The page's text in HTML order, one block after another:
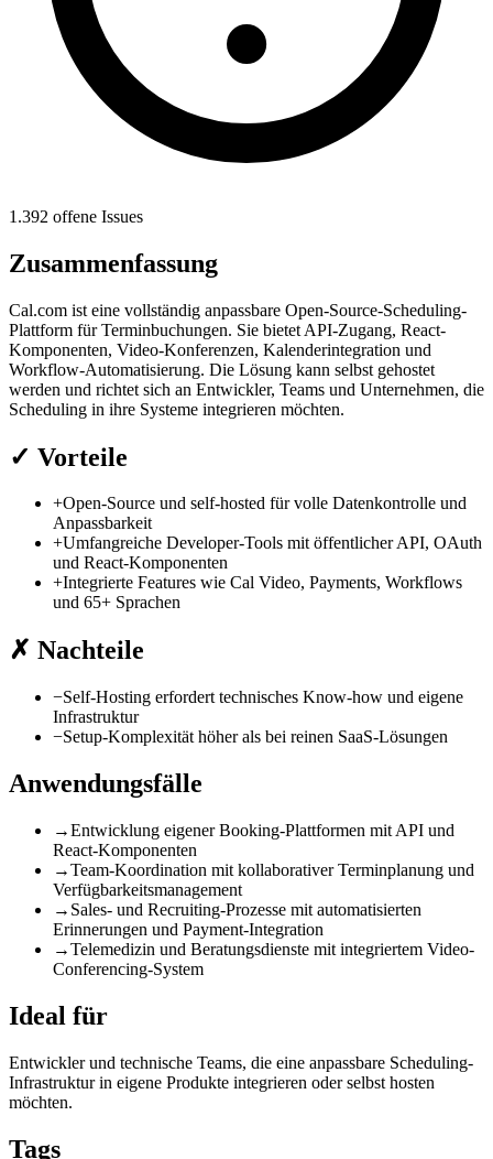
1.392 offene Issues
Zusammenfassung
Cal.com ist eine vollständig anpassbare Open-Source-Scheduling-
Plattform für Terminbuchungen. Sie bietet API-Zugang, React-
Komponenten, Video-Konferenzen, Kalenderintegration und
Workflow-Automatisierung. Die Lösung kann selbst gehostet
werden und richtet sich an Entwickler, Teams und Unternehmen, die
Scheduling in ihre Systeme integrieren möchten.
✓ Vorteile
+Open-Source und self-hosted für volle Datenkontrolle und
Anpassbarkeit
+Umfangreiche Developer-Tools mit öffentlicher API, OAuth
und React-Komponenten
+Integrierte Features wie Cal Video, Payments, Workflows
und 65+ Sprachen
✗ Nachteile
−Self-Hosting erfordert technisches Know-how und eigene
Infrastruktur
−Setup-Komplexität höher als bei reinen SaaS-Lösungen
Anwendungsfälle
→Entwicklung eigener Booking-Plattformen mit API und
React-Komponenten
→Team-Koordination mit kollaborativer Terminplanung und
Verfügbarkeitsmanagement
→ Sales- und Recruiting-Prozesse mit automatisierten
Erinnerungen und Payment-Integration
→Telemedizin und Beratungsdienste mit integriertem Video-
Conferencing-System
Ideal für
Entwickler und technische Teams, die eine anpassbare Scheduling-
Infrastruktur in eigene Produkte integrieren oder selbst hosten
möchten.
Tags